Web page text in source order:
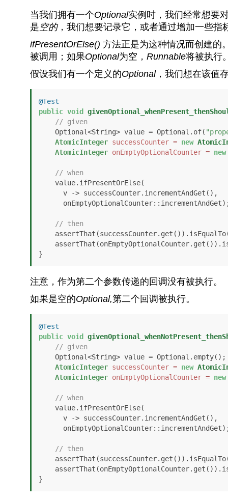
当我们拥有一个Optional实例时，我们经常想要
是 空的，我们想要记录它，或者通过增加一些指
ifPresentOrElse() 方法正是为这种情况而创建的
被调用；如果Optional为空， Runnable将被执行
假设我们有一个定义的Optional，我们想在该值
@Test
public void
// given
    Optional<String> value = Optional.of(
AtomicInteger successCounter = new
AtomicInteger onEmptyOptionalCounter = new
// when
// then
}
注意，作为第二个参数传递的回调没有被执行。
如果是空的Optional,第二个回调被执行。
@Test
public void
// given
AtomicInteger successCounter = new
AtomicInteger onEmptyOptionalCounter = new
// when
// then
}